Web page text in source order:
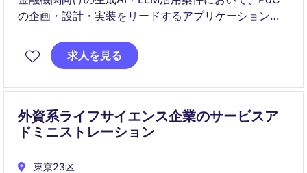
の企画・設計・実装をリードするアプリケーションエ
曖昧な課題を技術で形にし、業務効率化やROI創出につ
求人を見る
外資系ライフサイエンス企業のサービスア
ドミニストレーション
東京23区